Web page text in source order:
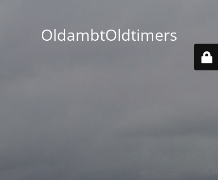
OldambtOldtimers